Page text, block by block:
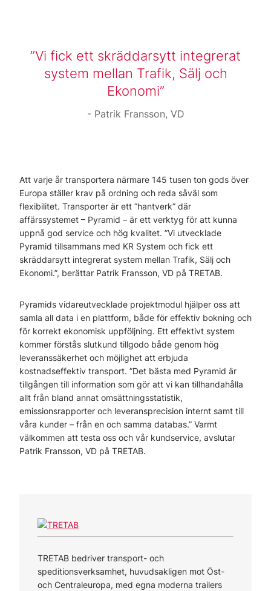
Vi fick ett skräddarsytt integrerat
system mellan Trafik, Sälj och
Ekonomi
Patrik Fransson, VD
Att varje år transportera närmare 145 tusen ton gods över
Europa ställer krav på ordning och reda såväl som
flexibilitet. Transporter är ett ”hantverk” där
affärssystemet – Pyramid – är ett verktyg för att kunna
uppnå god service och hög kvalitet. ”Vi utvecklade
Pyramid tillsammans med KR System och fick ett
skräddarsytt integrerat system mellan Trafik, Sälj och
Ekonomi.”, berättar Patrik Fransson, VD på TRETAB.
Pyramids vidareutvecklade projektmodul hjälper oss att
samla all data i en plattform, både för effektiv bokning och
för korrekt ekonomisk uppföljning. Ett effektivt system
kommer förstås slutkund tillgodo både genom hög
leveranssäkerhet och möjlighet att erbjuda
kostnadseffektiv transport. ”Det bästa med Pyramid är
tillgången till information som gör att vi kan tillhandahålla
allt från bland annat omsättningsstatistik,
emissionsrapporter och leveransprecision internt samt till
våra kunder – från en och samma databas.” Varmt
välkommen att testa oss och vår kundservice, avslutar
Patrik Fransson, VD på TRETAB.
TRETAB bedriver transport- och
speditionsverksamhet, huvudsakligen mot Öst-
och Centraleuropa, med egna moderna trailers